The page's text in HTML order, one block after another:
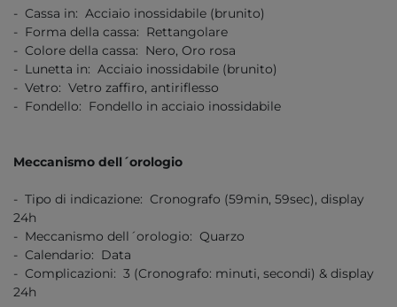
- Cassa in: Acciaio inossidabile (brunito)
- Forma della cassa: Rettangolare
- Colore della cassa: Nero, Oro rosa
- Lunetta in: Acciaio inossidabile (brunito)
- Vetro: Vetro zaffiro, antiriflesso
- Fondello: Fondello in acciaio inossidabile
Meccanismo dell´orologio
- Tipo di indicazione: Cronografo (59min, 59sec), display
24h
- Meccanismo dell´orologio: Quarzo
- Calendario: Data
- Complicazioni: 3 (Cronografo: minuti, secondi) & display
24h